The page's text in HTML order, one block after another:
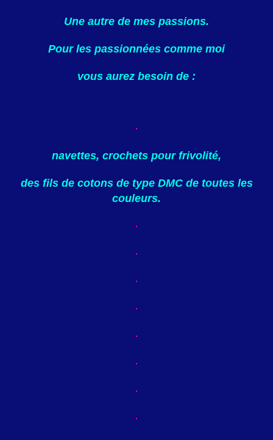
Une autre de mes passions.
Pour les passionnées comme moi
vous aurez besoin de :
navettes, crochets pour frivolité,
des fils de cotons de type DMC de toutes les
couleurs.